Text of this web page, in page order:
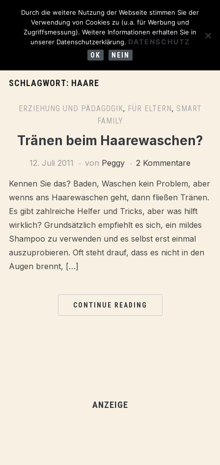
SCHLAGWORT: HAARE
ERZIEHUNG UND PÄDAGOGIK, FÜR ELTERN, SMART
FAMILY
Tränen beim Haarewaschen?
12. Juli 2011 von Peggy 2 Kommentare
Kennen Sie das? Baden, Waschen kein Problem, aber
wenns ans Haarewaschen geht, dann fließen Tränen.
Es gibt zahlreiche Helfer und Tricks, aber was hilft
wirklich? Grundsätzlich empfiehlt es sich, ein mildes
Shampoo zu verwenden und es selbst erst einmal
auszuprobieren. Oft steht drauf, dass es nicht in den
Augen brennt, […]
CONTINUE READING
ANZEIGE
Durch die weitere Nutzung der Webseite stimmen Sie der
Verwendung von Cookies zu (u.a. für Werbung und
Zugriffsmessung). Weitere Informationen erhalten Sie in
unserer Datenschutzerklärung. DATENSCHUTZ
OK NEIN